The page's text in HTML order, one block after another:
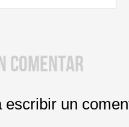
COMENTAR
escribir un